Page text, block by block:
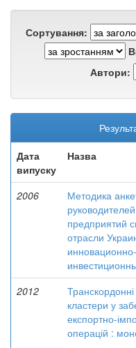
Сортування:
Автори:
Дата
випуску
Назва
2006
Методика
руководителей
предприятий
отрасли
инновационно-
2012
кластери у
експортно-
операцій :